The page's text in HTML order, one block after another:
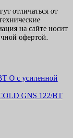
отличаться от
на сайте носит
офертой.
GNS 122/BT